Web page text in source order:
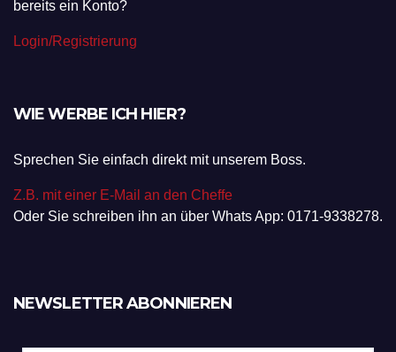
bereits ein Konto?
Login/Registrierung
WIE WERBE ICH HIER?
Sprechen Sie einfach direkt mit unserem Boss.
Z.B. mit einer E-Mail an den Cheffe
Oder Sie schreiben ihn an über Whats App: 0171-9338278.
NEWSLETTER ABONNIEREN